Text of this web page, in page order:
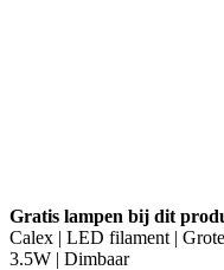
Gratis lampen bij dit
Calex | LED filament |
3.5W | Dimbaar